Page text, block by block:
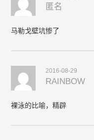
匿名
马勒戈壁坑惨了
2016-08-29
RAINBOW
裸泳的比喻，精辟